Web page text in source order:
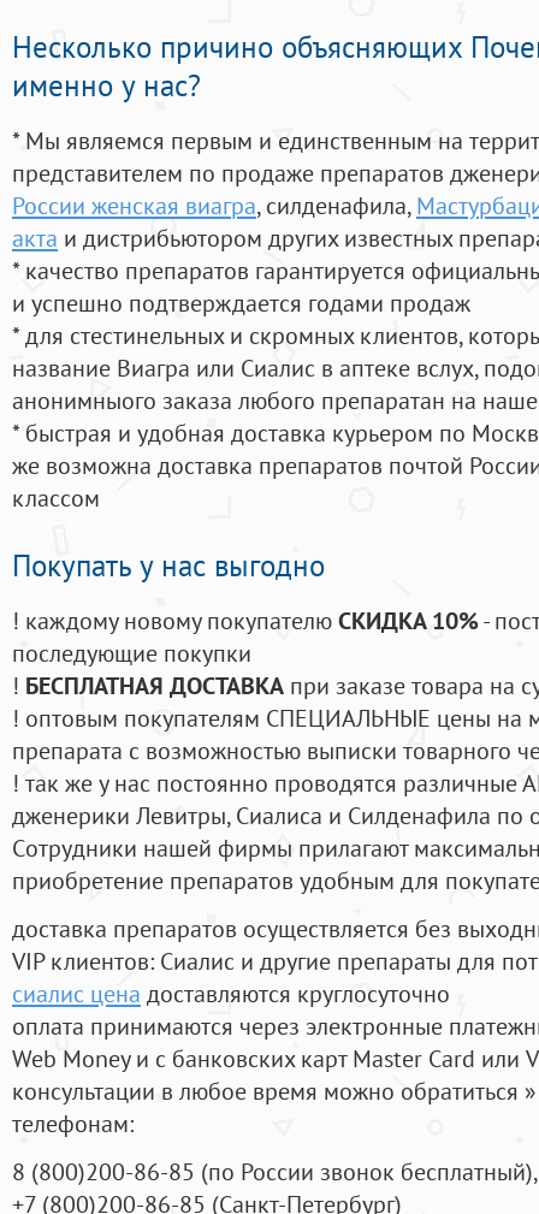
Несколько причино объясняющих
именно у нас?
* Мы являемся первым и единственным на
представителем по продаже препаратов
России женская виагра, силденафила,
акта и дистрибьютором других известных
* качество препаратов гарантируется
и успешно подтверждается годами продаж
* для стестинельных и скромных клиентов,
название Виагра или Сиалис в аптеке вслух,
анонимныого заказа любого препаратан на
* быстрая и удобная доставка курьером по
же возможна доставка препаратов почтой
классом
Покупать у нас выгодно
! каждому новому покупателюСКИДКА 10%-
последующие покупки
! БЕСПЛАТНАЯ ДОСТАВКА при заказе товара на
! оптовым покупателям СПЕЦИАЛЬНЫЕ цены на
препарата с возможностью выписки товарного
! так же у нас постоянно проводятся
дженерики Левитры, Сиалиса и Силденафила по
Cотрудники нашей фирмы прилагают
приобретение препаратов удобным для
доставка препаратов осуществляется без
VIP клиентов: Сиалис и другие препараты для
сиалис цена доставляются круглосуточно
оплата принимаются через электронные
Web Money и с банковских карт Master Card или
консультации в любое время можно обратиться
телефонам:
8 (800)200-86-85 (по России звонок бесплатный),
+7 (800)200-86-85 (Санкт-Петербург)